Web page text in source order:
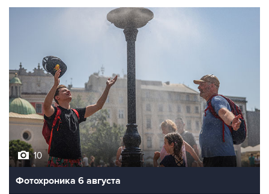
10
Фотохроника 6 августа